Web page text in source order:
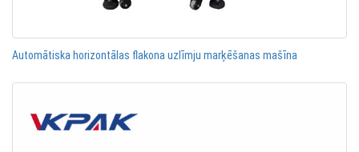
Automātiska horizontālas flakona uzlīmju marķēšanas mašīna